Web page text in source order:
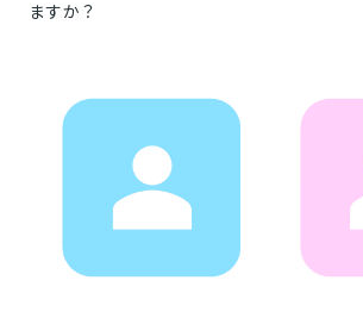
ますか？